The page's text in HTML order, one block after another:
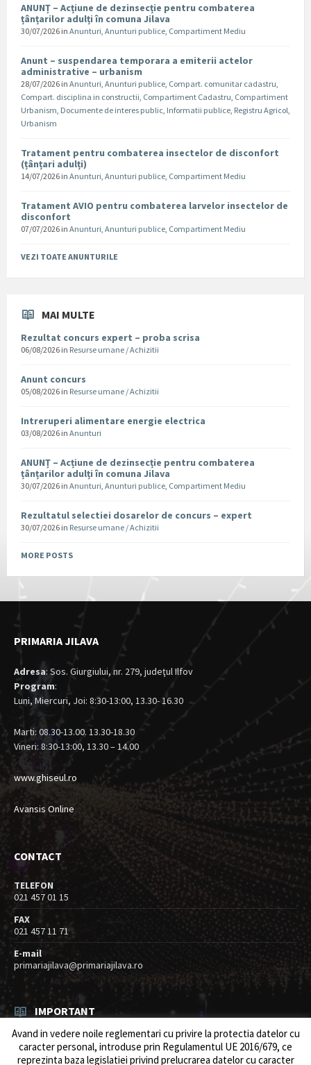
ANUNȚ – Acțiune de dezinsecție pentru combaterea
țânțarilor adulți în comuna Jilava
30/07/2026 in Anunturi Anunturi publice Compartiment Mediu
Anunt – suspendarea temporara a emiterii actelor
administrative – urbanism
28/07/2026 in Anunturi Anunturi publice Compart. comunitar cadastru
Compart. disciplina in constructii Compartiment Cadastru Compartiment
Urbanism Documente de interes public Informatii publice Registru Agricol
Urbanism
Tratament pentru combaterea insectelor de disconfort
(țânțari adulți)
14/07/2026 in Anunturi Anunturi publice Compartiment Mediu
Tratament AVIO pentru combaterea larvelor insectelor de
disconfort
07/07/2026 in Anunturi Anunturi publice Compartiment Mediu
VEZI TOATE ANUNTURILE
MAI MULTE
Rezultat concurs expert – proba scrisa
06/08/2026 in Resurse umane / Achizitii
Anunt concurs
05/08/2026 in Resurse umane / Achizitii
Intreruperi alimentare energie electrica
03/08/2026 in Anunturi
ANUNȚ – Acțiune de dezinsecție pentru combaterea
țânțarilor adulți în comuna Jilava
30/07/2026 in Anunturi Anunturi publice Compartiment Mediu
Rezultatul selectiei dosarelor de concurs – expert
30/07/2026 in Resurse umane / Achizitii
MORE POSTS
PRIMARIA JILAVA
Adresa: Sos. Giurgiului, nr. 279, judeţul Ilfov
Program:
Luni, Miercuri, Joi: 8:30-13:00, 13.30- 16.30
Marti: 08.30-13.00. 13.30-18.30
Vineri: 8:30-13:00, 13.30 – 14.00
www.ghiseul.ro
Avansis Online
CONTACT
TELEFON
021 457 01 15
FAX
021 457 11 71
E-mail
primariajilava@primariajilava.ro
IMPORTANT
Rezultat concurs expert – proba scrisa
06/08/2026 inResurse umane / Achizitii
Avand in vedere noile reglementari cu privire la protectia datelor cu
caracter personal, introduse prin Regulamentul UE 2016/679, ce
reprezinta baza legislatiei privind prelucrarea datelor cu caracter